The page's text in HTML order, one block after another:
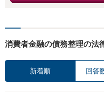
消費者金融の債務整理の法
新着順 回答